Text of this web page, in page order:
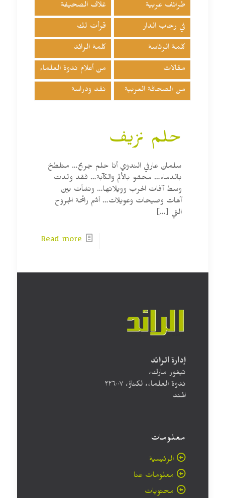
طرائف عربية غلاف الصحيفة
في رحاب الدار قرأت لك
كلمة الرئاسة كلمة الرائد
مقالات من أعلام ندوة العلماء
من الصحافة العربية نقد ودراسة
حلم نزيف
سلمان عارفي الندوي أنا حلم جريح… متلطخ
بالدماء… محشو بالألم والكآبة… فقد ولدت
وسط آفات الحرب وويلاتها… ونشأت بين
آهات وصيحات وعويلات… أشم رائحة الجروح
التي […]
Read more
إدارة الرائد
تيغور مارك،
ندوة العلماء، لكناؤ، ۲۲٦۰۰۷
الهند
معلومات
الرئيسية
معلومات عنا
محتويات